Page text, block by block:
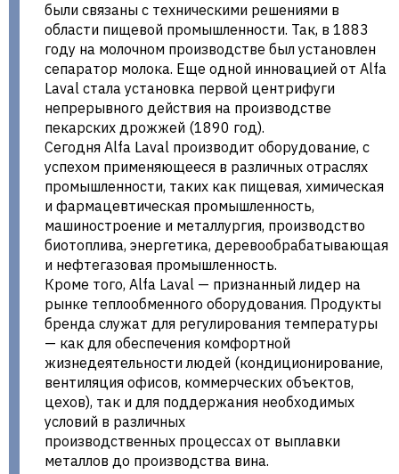
были связаны с техническими решениями в
области пищевой промышленности. Так, в 1883
году на молочном производстве был установлен
сепаратор молока. Еще одной инновацией от Alfa
Laval стала установка первой центрифуги
непрерывного действия на производстве
пекарских дрожжей (1890 год).
Сегодня Alfa Laval производит оборудование, с
успехом применяющееся в различных отраслях
промышленности, таких как пищевая, химическая
и фармацевтическая промышленность,
машиностроение и металлургия, производство
биотоплива, энергетика, деревообрабатывающая
и нефтегазовая промышленность.
Кроме того, Alfa Laval — признанный лидер на
рынке теплообменного оборудования. Продукты
бренда служат для регулирования температуры
— как для обеспечения комфортной
жизнедеятельности людей (кондиционирование,
вентиляция офисов, коммерческих объектов,
цехов), так и для поддержания необходимых
условий в различных
производственных процессах от выплавки
металлов до производства вина.